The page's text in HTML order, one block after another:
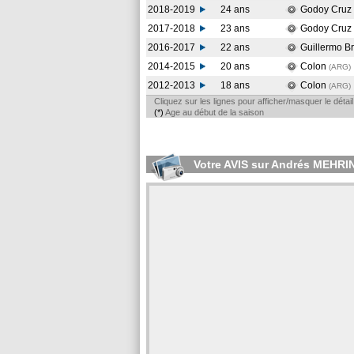
2018-2019
24 ans Godoy Cruz
2017-2018
23 ans Godoy Cruz
2016-2017
22 ans Guillermo
2014-2015
20 ans Colon (ARG)
2012-2013
18 ans Colon (ARG)
Cliquez sur les lignes pour afficher/masquer le
(*) Age au début de la saison
Votre AVIS sur Andrés